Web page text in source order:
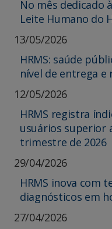
No mês dedicado
Leite Humano do
13/05/2026
HRMS: saúde
nível de entrega e
12/05/2026
HRMS registra
usuários superior
trimestre de 2026
29/04/2026
HRMS inova com
diagnósticos em
27/04/2026